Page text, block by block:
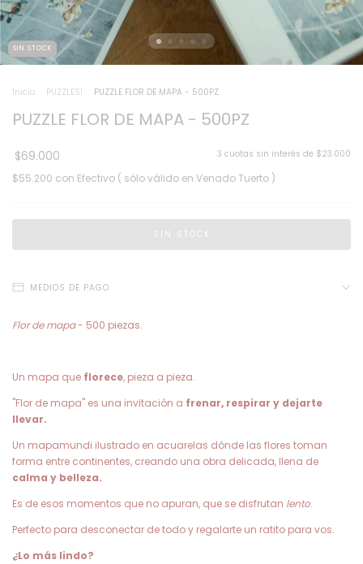
SIN STOCK
Inicio PUZZLES! PUZZLE FLOR DE MAPA - 500PZ
PUZZLE FLOR DE MAPA - 500PZ
$69.000 3 cuotas sin interés de $23.000
$55.200 con Efectivo ( sólo válido en Venado Tuerto )
MEDIOS DE PAGO
Flor de mapa- 500 piezas.
Un mapa que florece, pieza a pieza.
"Flor de mapa" es una invitación a frenar, respirar y dejarte
llevar.
Un mapamundi ilustrado en acuarelas dónde las flores toman
forma entre continentes, creando una obra delicada, llena de
calma y belleza.
Es de esos momentos que no apuran, que se disfrutan lento.
Perfecto para desconectar de todo y regalarte un ratito para vos.
¿Lo más lindo?